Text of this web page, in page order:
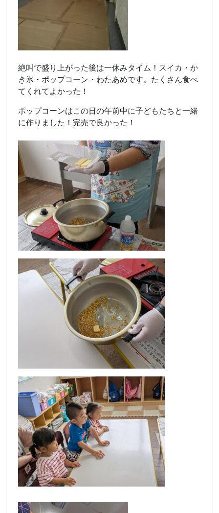
絶叫で盛り上がった後は一休みタイム！スイカ・か
き氷・ポップコーン・わたあめです。たくさん食べ
てくれてよかった！
ポップコーンはこの日の午前中に子どもたちと一緒
に作りました！完売で良かった！